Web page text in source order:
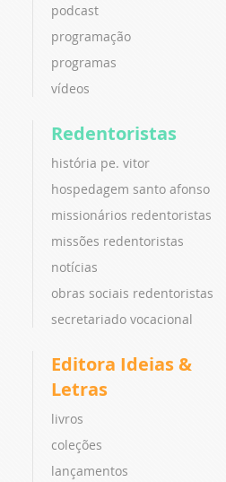
podcast
programação
programas
vídeos
Redentoristas
história pe. vitor
hospedagem santo afonso
missionários redentoristas
missões redentoristas
notícias
obras sociais redentoristas
secretariado vocacional
Editora Ideias &
Letras
livros
coleções
lançamentos